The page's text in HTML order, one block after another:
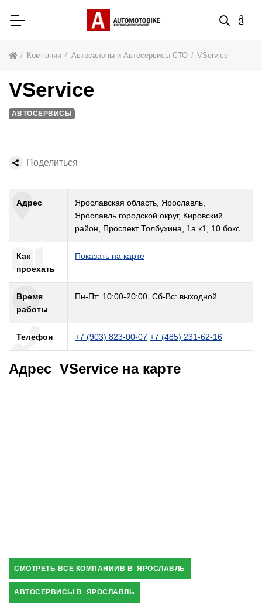
Компании Автосалоны и Автосервисы СТО VService
Адрес
Ярославская область, Ярославль,
Ярославль городской округ, Кировский
район, Проспект Толбухина, 1а к1, 10 бокс
Как
проехать
Показать на карте
Время
работы
Пн-Пт: 10:00-20:00, Сб-Вс: выходной
Телефон +7 (903) 823-00-07 +7 (485) 231-62-16
Адрес VService на карте
СМОТРЕТЬ ВСЕ КОМПАНИИВ В ЯРОСЛАВЛЬ
АВТОСЕРВИСЫ В ЯРОСЛАВЛЬ
VService
АВТОСЕРВИСЫ
Поделиться